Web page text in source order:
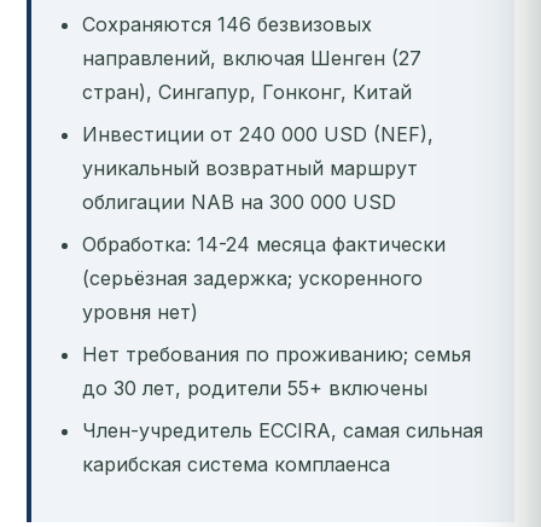
Сохраняются 146 безвизовых
направлений, включая Шенген (27
стран), Сингапур, Гонконг, Китай
Инвестиции от 240 000 USD (NEF),
уникальный возвратный маршрут
облигации NAB на 300 000 USD
Обработка: 14-24 месяца фактически
(серьёзная задержка; ускоренного
уровня нет)
Нет требования по проживанию; семья
до 30 лет, родители 55+ включены
Член-учредитель ECCIRA, самая сильная
карибская система комплаенса